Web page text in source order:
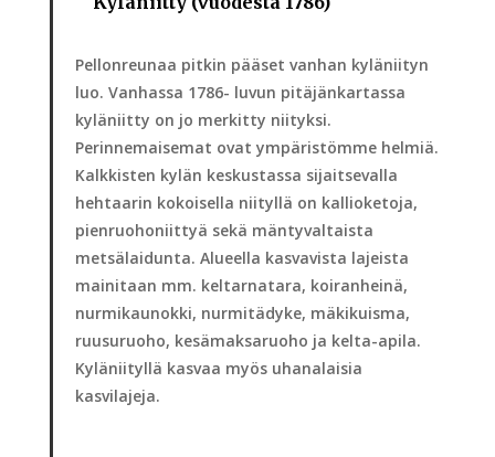
Pellonreunaa pitkin pääset vanhan kyläniityn
luo. Vanhassa 1786- luvun pitäjänkartassa
kyläniitty on jo merkitty niityksi.
Perinnemaisemat ovat ympäristömme helmiä.
Kalkkisten kylän keskustassa sijaitsevalla
hehtaarin kokoisella niityllä on kallioketoja,
pienruohoniittyä sekä mäntyvaltaista
metsälaidunta. Alueella kasvavista lajeista
mainitaan mm. keltarnatara, koiranheinä,
nurmikaunokki, nurmitädyke, mäkikuisma,
ruusuruoho, kesämaksaruoho ja kelta-apila.
Kyläniityllä kasvaa myös uhanalaisia
kasvilajeja.